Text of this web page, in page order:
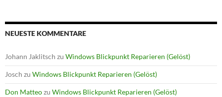
NEUESTE KOMMENTARE
Johann Jaklitsch zu Windows Blickpunkt Reparieren (Gelöst)
Josch zu Windows Blickpunkt Reparieren (Gelöst)
Don Matteozu Windows Blickpunkt Reparieren (Gelöst)